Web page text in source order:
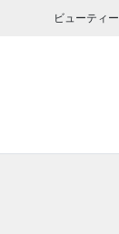
ビューティー